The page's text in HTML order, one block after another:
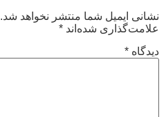
نشانی ایمیل شما منتشر نخواهد شد.
علامت‌گذاری شده‌اند *
دیدگاه *